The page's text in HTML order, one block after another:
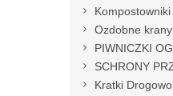
Kompostowniki
Ozdobne
PIWNICZKI
SCHRONY
Kratki